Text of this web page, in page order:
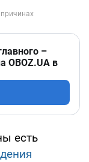
–
OBOZ.UA в
есть